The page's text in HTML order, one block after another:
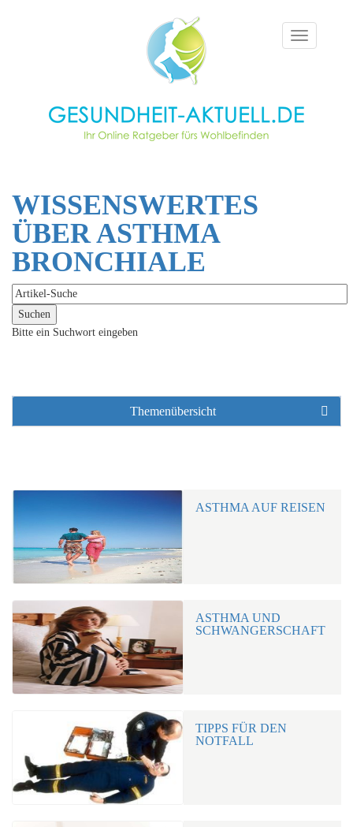
Toggle
navigation
WISSENSWERTES
ÜBER ASTHMA
BRONCHIALE
Bitte ein Suchwort eingeben
Themenübersicht
ASTHMA AUF REISEN
ASTHMA UND
SCHWANGERSCHAFT
TIPPS FÜR DEN
NOTFALL